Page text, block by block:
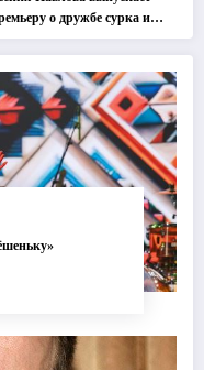
о дружбе сурка и
одуванчика